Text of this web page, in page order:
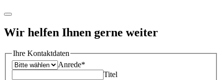
Wir helfen Ihnen gerne weiter
Ihre Kontaktdaten
Anrede*
Titel